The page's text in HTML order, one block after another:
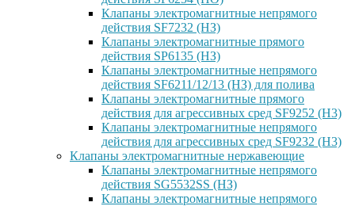
Клапаны электромагнитные непрямого
действия SF7232 (НЗ)
Клапаны электромагнитные прямого
действия SP6135 (НЗ)
Клапаны электромагнитные непрямого
действия SF6211/12/13 (НЗ) для полива
Клапаны электромагнитные прямого
действия для агрессивных сред SF9252 (H3)
Клапаны электромагнитные непрямого
действия для агрессивных сред SF9232 (H3)
Клапаны электромагнитные нержавеющие
Клапаны электромагнитные непрямого
действия SG5532SS (НЗ)
Клапаны электромагнитные непрямого